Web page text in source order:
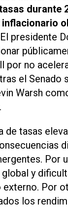
durante
El presidente
por no
el Senado
Warsh
de tasas
Por
y
externo. Por
los